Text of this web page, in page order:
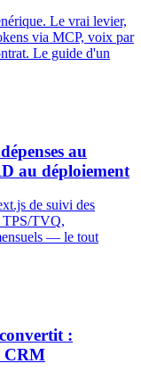
Le vrai levier,
via MCP, voix par
Le guide d'un
au
au déploiement
de suivi des
TPS/TVQ,
— le tout
:
CRM